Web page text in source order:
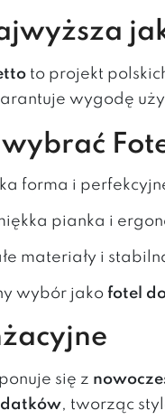
to projekt
wygodę
forma i
pianka i
materiały i
wybór jako fotel
się z
, tworząc